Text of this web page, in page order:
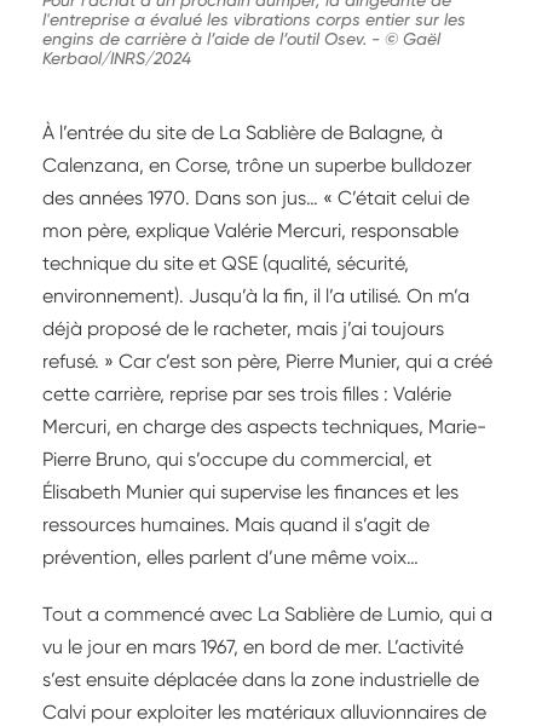
l'entreprise a évalué les vibrations corps entier sur les
engins de carrière à l’aide de l’outil Osev. - © Gaël
Kerbaol/INRS/2024
À l’entrée du site de La Sablière de Balagne, à
Calenzana, en Corse, trône un superbe bulldozer
des années 1970. Dans son jus… « C’était celui de
mon père, explique Valérie Mercuri, responsable
technique du site et QSE (qualité, sécurité,
environnement). Jusqu’à la fin, il l’a utilisé. On m’a
déjà proposé de le racheter, mais j’ai toujours
refusé. » Car c’est son père, Pierre Munier, qui a créé
cette carrière, reprise par ses trois filles : Valérie
Mercuri, en charge des aspects techniques, Marie-
Pierre Bruno, qui s’occupe du commercial, et
Élisabeth Munier qui supervise les finances et les
ressources humaines. Mais quand il s’agit de
prévention, elles parlent d’une même voix…
Tout a commencé avec La Sablière de Lumio, qui a
vu le jour en mars 1967, en bord de mer. L’activité
s’est ensuite déplacée dans la zone industrielle de
Calvi pour exploiter les matériaux alluvionnaires de